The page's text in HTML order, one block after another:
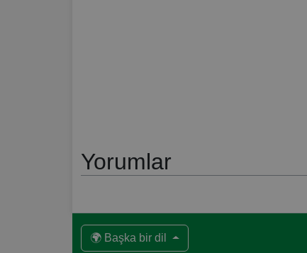
Yorumlar
🌍 Başka bir dil